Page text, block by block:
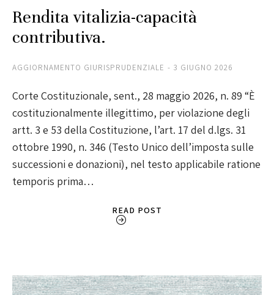
Rendita vitalizia-capacità
contributiva.
AGGIORNAMENTO GIURISPRUDENZIALE 3 GIUGNO 2026
Corte Costituzionale, sent., 28 maggio 2026, n. 89 “È
costituzionalmente illegittimo, per violazione degli
artt. 3 e 53 della Costituzione, l’art. 17 del d.lgs. 31
ottobre 1990, n. 346 (Testo Unico dell’imposta sulle
successioni e donazioni), nel testo applicabile ratione
temporis prima…
READ POST